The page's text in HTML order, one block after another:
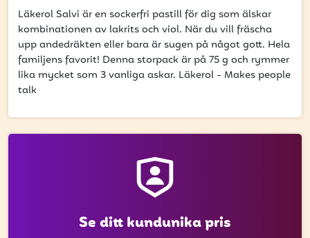
Ange din e-postadress nedan för att ta del av våra
nyheter och erbjudanden.
E-postadress
Läkerol Salvi är en sockerfri pastill för dig som älskar
kombinationen av lakrits och viol. När du vill fräscha
upp andedräkten eller bara är sugen på något gott. Hela
familjens favorit! Denna storpack är på 75 g och rymmer
lika mycket som 3 vanliga askar. Läkerol - Makes people
talk
Se ditt kundunika pris